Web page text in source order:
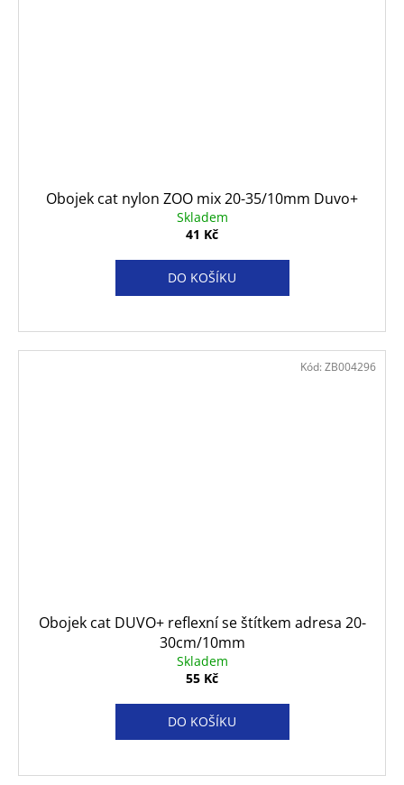
Obojek cat nylon ZOO mix 20-35/10mm Duvo+
Skladem
41 Kč
DO KOŠÍKU
Obojek cat DUVO+ reflexní se štítkem adresa 20-
30cm/10mm
Skladem
55 Kč
DO KOŠÍKU
Kód: ZB004296